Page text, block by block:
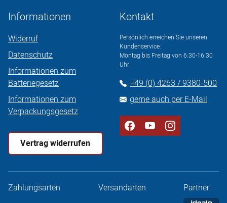
Informationen
Widerruf
Datenschutz
Informationen zum
Batteriegesetz
Informationen zum
Verpackungsgesetz
Vertrag widerrufen
Kontakt
Persönlich erreichen Sie unseren
Kundenservice:
Montag bis Freitag von 6:30-16:30
Uhr
+49 (0) 4263 / 9380-500
gerne auch per E-Mail
Zahlungsarten Versandarten Partner